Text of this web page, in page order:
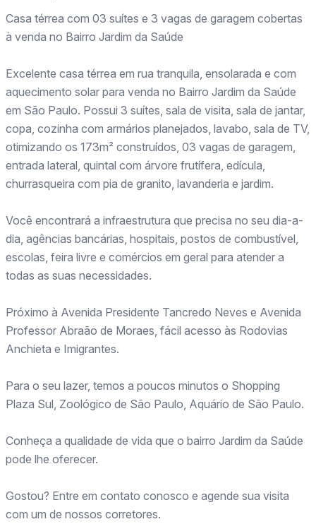
Casa térrea com 03 suítes e 3 vagas de garagem cobertas
à venda no Bairro Jardim da Saúde
Excelente casa térrea em rua tranquila, ensolarada e com
aquecimento solar para venda no Bairro Jardim da Saúde
em São Paulo. Possui 3 suítes, sala de visita, sala de jantar,
copa, cozinha com armários planejados, lavabo, sala de TV,
otimizando os 173m² construídos, 03 vagas de garagem,
entrada lateral, quintal com árvore frutífera, edícula,
churrasqueira com pia de granito, lavanderia e jardim.
Você encontrará a infraestrutura que precisa no seu dia-a-
dia, agências bancárias, hospitais, postos de combustível,
escolas, feira livre e comércios em geral para atender a
todas as suas necessidades.
Próximo à Avenida Presidente Tancredo Neves e Avenida
Professor Abraão de Moraes, fácil acesso às Rodovias
Anchieta e Imigrantes.
Para o seu lazer, temos a poucos minutos o Shopping
Plaza Sul, Zoológico de São Paulo, Aquário de São Paulo.
Conheça a qualidade de vida que o bairro Jardim da Saúde
pode lhe oferecer.
Gostou? Entre em contato conosco e agende sua visita
com um de nossos corretores.